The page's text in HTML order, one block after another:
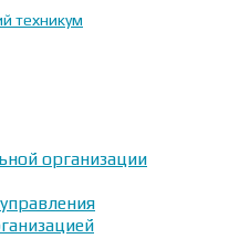
организации